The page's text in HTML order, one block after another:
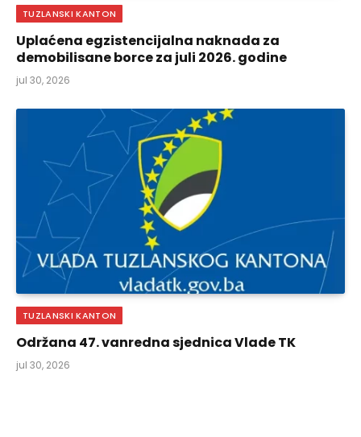
TUZLANSKI KANTON
Uplaćena egzistencijalna naknada za
demobilisane borce za juli 2026. godine
jul 30, 2026
TUZLANSKI KANTON
Održana 47. vanredna sjednica Vlade TK
jul 30, 2026